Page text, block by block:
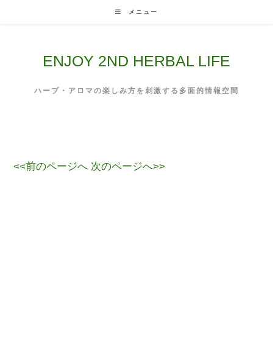
メニュー
ENJOY 2ND HERBAL LIFE
ハーブ・アロマの楽しみ方を刺激する多面的情報空間
<<前のページへ 次のページへ>>